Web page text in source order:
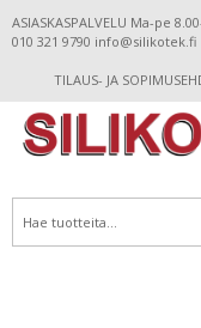
ASIASKASPALVELU Ma-pe
010 321 9790 info@silikotek.fi
TILAUS- JA